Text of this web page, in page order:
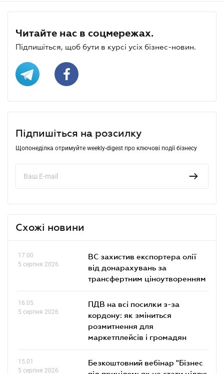
Читайте нас в соцмережах.
Підпишіться, щоб бути в курсі усіх бізнес-новин.
Підпишіться на розсилку
Щопонеділка отримуйте weekly-digest про ключові події бізнесу
Схожі новини
17.00
5 серпня 2026
ВС захистив експортера олії
від донарахувань за
трансфертним ціноутворенням
16.05
5 серпня 2026
ПДВ на всі посилки з-за
кордону: як зміниться
розмитнення для
маркетплейсів і громадян
15.01
5 серпня 2026
Безкоштовний вебінар "Бізнес